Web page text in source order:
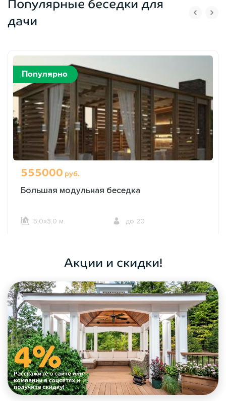
ОФОРМИТЬ ЗАКАЗ
Популярные беседки для
дачи
Популярно
555000 руб.
Большая модульная беседка
5,0х3,0 м. до 20
Акции и скидки!